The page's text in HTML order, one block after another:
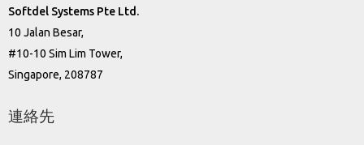
Softdel Systems Pte Ltd.
10 Jalan Besar,
#10-10 Sim Lim Tower,
Singapore, 208787
連絡先